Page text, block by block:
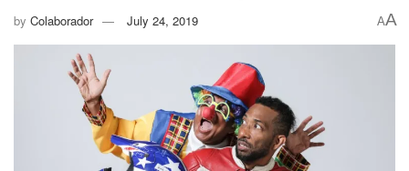
by Colaborador July 24, 2019 AA